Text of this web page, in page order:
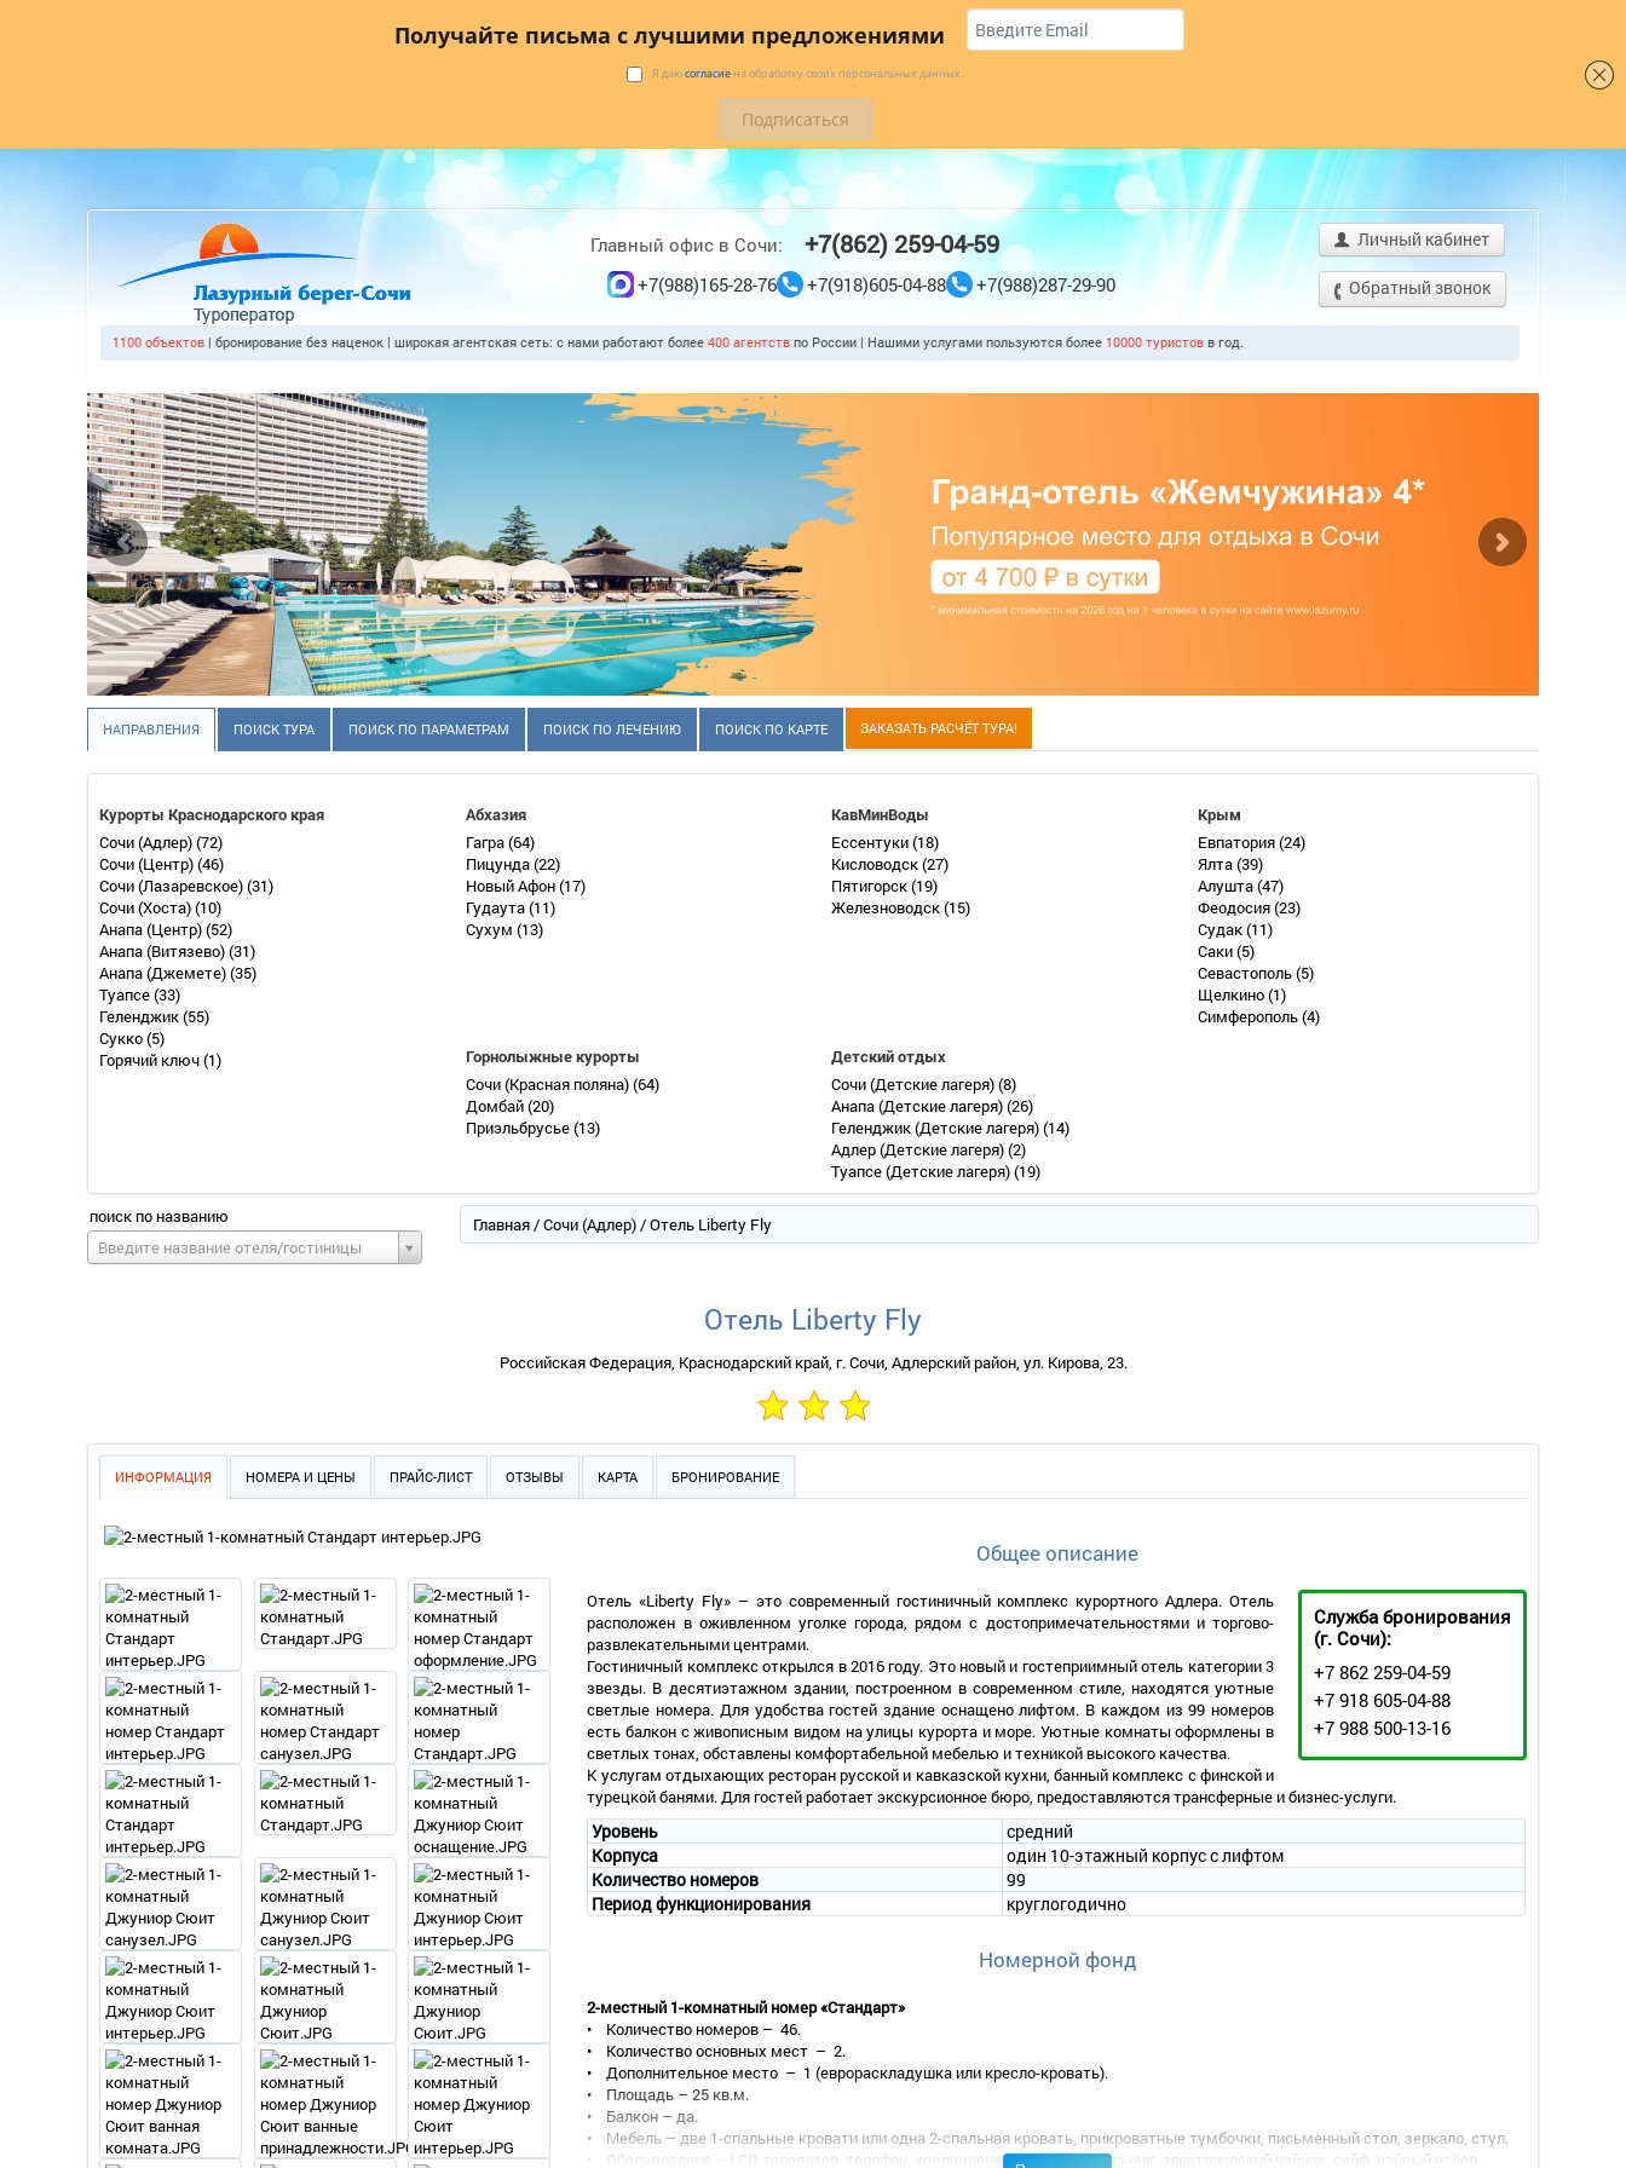
Получайте письма с лучшими предложениями
Я даюсогласие на обработку своих персональных данных.
Агентствам
Главный офис в Сочи: +7(862) 259-04-59
+7(988)165-28-76 +7(918)605-04-88 +7(988)287-29-90
Личный кабинет
Обратный звонок
1100 объектов | бронирование без наценок | широкая агентская сеть: с нами работают более 400 агентств по России | Нашими услугами пользуются более 10000 туристов в год.
НАПРАВЛЕНИЯ ПОИСК ТУРА ПОИСК ПО ПАРАМЕТРАМ ПОИСК ПО ЛЕЧЕНИЮ ПОИСК ПО КАРТЕ ЗАКАЗАТЬ РАСЧЁТ ТУРА!
Курорты Краснодарского края
Сочи (Адлер)(72)
Сочи (Центр)(46)
Сочи (Лазаревское)(31)
Сочи (Хоста)(10)
Анапа (Центр)(52)
Анапа (Витязево)(31)
Анапа (Джемете)(35)
Туапсе(33)
Геленджик(55)
Сукко(5)
Горячий ключ(1)
Абхазия
Гагра(64)
Пицунда(22)
Новый Афон(17)
Гудаута(11)
Сухум (13)
КавМинВоды
Ессентуки(18)
Кисловодск(27)
Пятигорск(19)
Железноводск(15)
Крым
Евпатория(24)
Ялта(39)
Алушта(47)
Феодосия(23)
Судак(11)
Саки(5)
Севастополь(5)
Щелкино(1)
Симферополь(4)
Горнолыжные курорты
Сочи (Красная поляна)(64)
Домбай(20)
Приэльбрусье(13)
Детский отдых
Сочи (Детские лагеря)(8)
Анапа (Детские лагеря)(26)
Геленджик (Детские лагеря)(14)
Адлер (Детские лагеря)(2)
Туапсе (Детские лагеря)(19)
поиск по названию
Введите название отеля/гостиницы
Главная/Сочи (Адлер)/ Отель Liberty Fly
Отель Liberty Fly
Российская Федерация, Краснодарский край, г. Сочи, Адлерский район, ул. Кирова, 23.
ИНФОРМАЦИЯ НОМЕРА И ЦЕНЫ ПРАЙС-ЛИСТ ОТЗЫВЫ КАРТА БРОНИРОВАНИЕ
Общее описание
Служба бронирования
(г. Сочи):
+7 862 259-04-59
+7 918 605-04-88
+7 988 500-13-16
Отель «Liberty Fly» – это современный гостиничный комплекс курортного Адлера. Отель
расположен в оживленном уголке города, рядом с достопримечательностями и торгово-
развлекательными центрами.
Гостиничный комплекс открылся в 2016 году. Это новый и гостеприимный отель категории 3
звезды. В десятиэтажном здании, построенном в современном стиле, находятся уютные
светлые номера. Для удобства гостей здание оснащено лифтом. В каждом из 99 номеров
есть балкон с живописным видом на улицы курорта и море. Уютные комнаты оформлены в
светлых тонах, обставлены комфортабельной мебелью и техникой высокого качества.
К услугам отдыхающих ресторан русской и кавказской кухни, банный комплекс с финской и
турецкой банями. Для гостей работает экскурсионное бюро, предоставляются трансферные и бизнес-услуги.
Уровень
средний
Корпуса
один 10-этажный корпус с лифтом
Количество номеров
99
Период функционирования
круглогодично
Номерной фонд
2-местный 1-комнатный номер «Стандарт»
• Количество номеров – 46.
• Количество основных мест – 2.
• Дополнительное место – 1 (еврораскладушка или кресло-кровать).
• Площадь – 25 кв.м.
• Балкон – да.
• Мебель – две 1-спальные кровати или одна 2-спальная кровать, прикроватные тумбочки, письменный стол, зеркало, стул.
• Оборудование – LCD телевизор, телефон, кондиционер, мини-холодильник, электрический чайник, сейф, чайный набор.